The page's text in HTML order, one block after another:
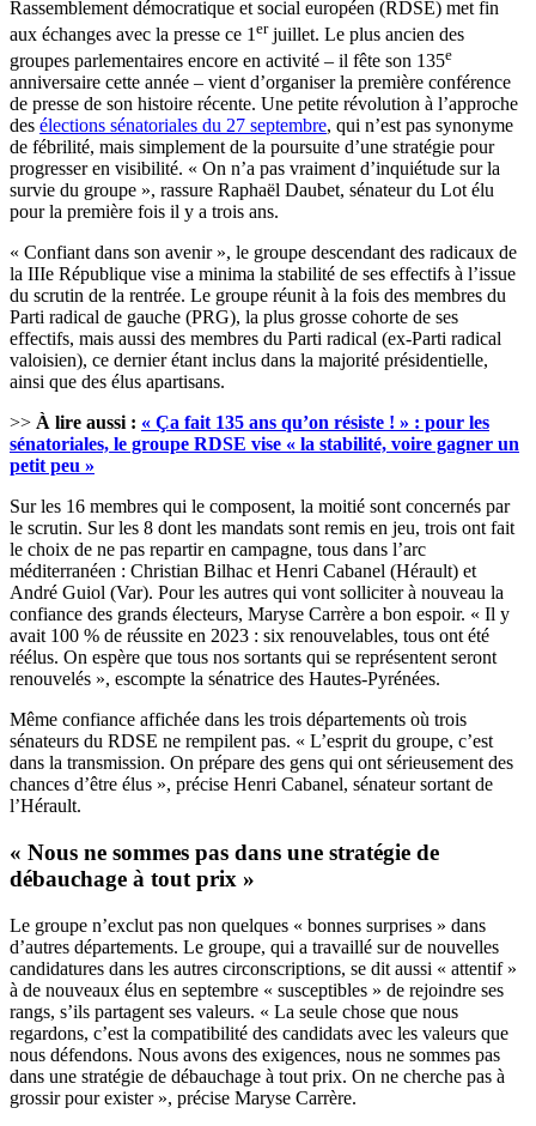
Rassemblement démocratique et social européen (RDSE) met fin
aux échanges avec la presse ce 1 erjuillet. Le plus ancien des
groupes parlementaires encore en activité – il fête son 135e
anniversaire cette année – vient d’organiser la première conférence
de presse de son histoire récente. Une petite révolution à l’approche
des élections sénatoriales du 27 septembre, qui n’est pas synonyme
de fébrilité, mais simplement de la poursuite d’une stratégie pour
progresser en visibilité. « On n’a pas vraiment d’inquiétude sur la
survie du groupe », rassure Raphaël Daubet, sénateur du Lot élu
pour la première fois il y a trois ans.
« Confiant dans son avenir », le groupe descendant des radicaux de
la IIIe République vise a minima la stabilité de ses effectifs à l’issue
du scrutin de la rentrée. Le groupe réunit à la fois des membres du
Parti radical de gauche (PRG), la plus grosse cohorte de ses
effectifs, mais aussi des membres du Parti radical (ex-Parti radical
valoisien), ce dernier étant inclus dans la majorité présidentielle,
ainsi que des élus apartisans.
>> À lire aussi : « Ça fait 135 ans qu’on résiste ! » : pour les
sénatoriales, le groupe RDSE vise « la stabilité, voire gagner un
petit peu »
Sur les 16 membres qui le composent, la moitié sont concernés par
le scrutin. Sur les 8 dont les mandats sont remis en jeu, trois ont fait
le choix de ne pas repartir en campagne, tous dans l’arc
méditerranéen : Christian Bilhac et Henri Cabanel (Hérault) et
André Guiol (Var). Pour les autres qui vont solliciter à nouveau la
confiance des grands électeurs, Maryse Carrère a bon espoir. « Il y
avait 100 % de réussite en 2023 : six renouvelables, tous ont été
réélus. On espère que tous nos sortants qui se représentent seront
renouvelés », escompte la sénatrice des Hautes-Pyrénées.
Même confiance affichée dans les trois départements où trois
sénateurs du RDSE ne rempilent pas. « L’esprit du groupe, c’est
dans la transmission. On prépare des gens qui ont sérieusement des
chances d’être élus », précise Henri Cabanel, sénateur sortant de
l’Hérault.
« Nous ne sommes pas dans une stratégie de
débauchage à tout prix »
Le groupe n’exclut pas non quelques « bonnes surprises » dans
d’autres départements. Le groupe, qui a travaillé sur de nouvelles
candidatures dans les autres circonscriptions, se dit aussi « attentif »
à de nouveaux élus en septembre « susceptibles » de rejoindre ses
rangs, s’ils partagent ses valeurs. « La seule chose que nous
regardons, c’est la compatibilité des candidats avec les valeurs que
nous défendons. Nous avons des exigences, nous ne sommes pas
dans une stratégie de débauchage à tout prix. On ne cherche pas à
grossir pour exister », précise Maryse Carrère.